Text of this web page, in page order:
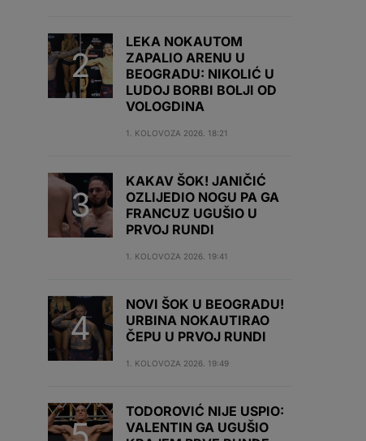
LEKA NOKAUTOM
ZAPALIO ARENU U
BEOGRADU: NIKOLIĆ U
LUDOJ BORBI BOLJI OD
VOLOGDINA
1. KOLOVOZA 2026. 18:21
KAKAV ŠOK! JANIČIĆ
OZLIJEDIO NOGU PA GA
FRANCUZ UGUŠIO U
PRVOJ RUNDI
1. KOLOVOZA 2026. 19:41
NOVI ŠOK U BEOGRADU!
URBINA NOKAUTIRAO
ČEPU U PRVOJ RUNDI
1. KOLOVOZA 2026. 19:49
TODOROVIĆ NIJE USPIO:
VALENTIN GA UGUŠIO